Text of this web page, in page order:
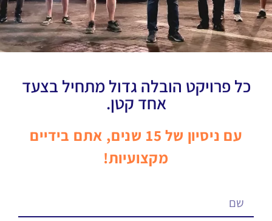
כל פרויקט הובלה גדול מתחיל בצעד
אחד קטן.
עם ניסיון של 15 שנים, אתם בידיים
מקצועיות!